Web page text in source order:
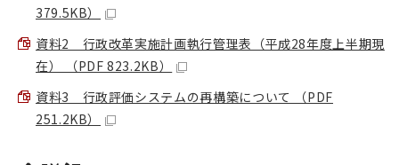
379.5KB）
資料2 行政改革実施計画執行管理表（平成28年度上半期現
在） （PDF 823.2KB）
資料3 行政評価システムの再構築について （PDF
251.2KB）